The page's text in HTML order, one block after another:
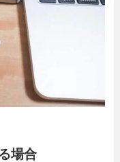
場合